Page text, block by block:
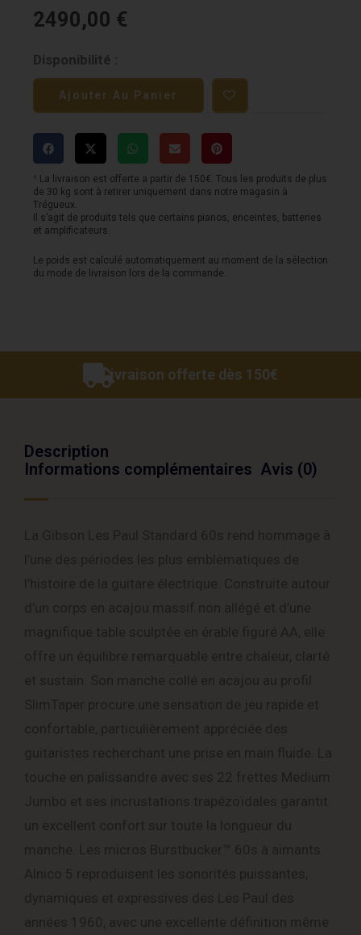
2490,00 €
Disponibilité :
quantité
de
Gibson
Les
Paul
Standard
'60s
-
Gaucher
-
Ajouter Au Panier
¹ La livraison est offerte a partir de 150€. Tous les produits de plus
de 30 kg sont à retirer uniquement dans notre magasin à
Trégueux.
Il s’agit de produits tels que certains pianos, enceintes, batteries
et amplificateurs.
Le poids est calculé automatiquement au moment de la sélection
du mode de livraison lors de la commande.
Livraison offerte dès 150€
Description
Informations complémentaires Avis (0)